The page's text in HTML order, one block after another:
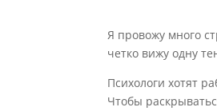
Я провожу много
четко вижу одну
Психологи хотят
Чтобы